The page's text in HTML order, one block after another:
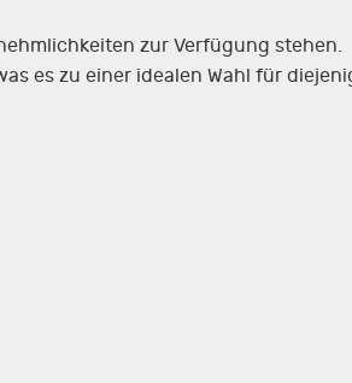
zur Verfügung stehen.
es zu einer idealen Wahl für